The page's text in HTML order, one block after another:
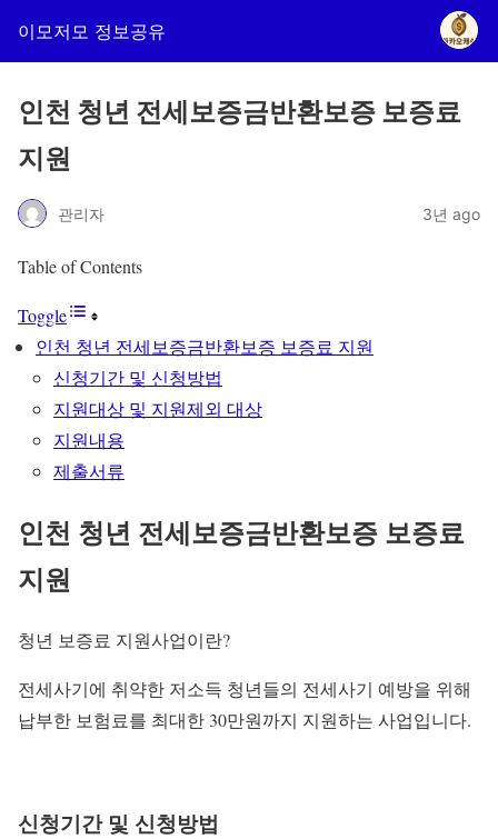
이모저모 정보공유
인천 청년 전세보증금반환보증 보증료
지원
관리자 3년 ago
Table of Contents
Toggle
인천 청년 전세보증금반환보증 보증료 지원
신청기간 및 신청방법
지원대상 및 지원제외 대상
지원내용
제출서류
인천 청년 전세보증금반환보증 보증료
지원
청년 보증료 지원사업이란?
전세사기에 취약한 저소득 청년들의 전세사기 예방을 위해
납부한 보험료를 최대한 30만원까지 지원하는 사업입니다.
신청기간 및 신청방법